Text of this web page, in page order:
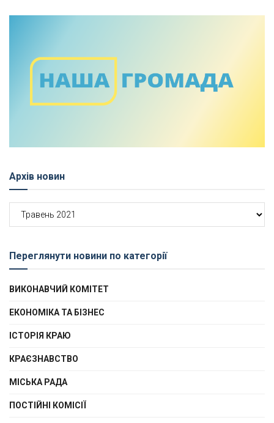
Архів новин
Архів
новин
Переглянути новини по категорії
ВИКОНАВЧИЙ КОМІТЕТ
ЕКОНОМІКА ТА БІЗНЕС
ІСТОРІЯ КРАЮ
КРАЄЗНАВСТВО
МІСЬКА РАДА
ПОСТІЙНІ КОМІСІЇ